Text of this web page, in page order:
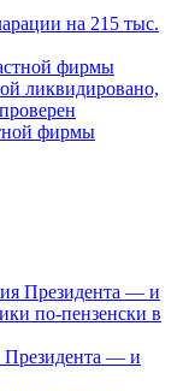
на 215 тыс.
фирмы
Президента — и